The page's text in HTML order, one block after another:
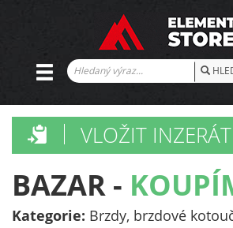
VLOŽIT INZERÁT
BAZAR -
Kategorie: Brzdy, brzdové